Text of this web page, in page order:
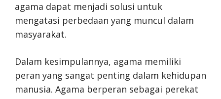
agama dapat menjadi solusi untuk
mengatasi perbedaan yang muncul dalam
masyarakat.
Dalam kesimpulannya, agama memiliki
peran yang sangat penting dalam kehidupan
manusia. Agama berperan sebagai perekat